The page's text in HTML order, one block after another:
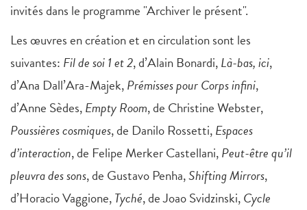
invités dans le programme "Archiver le présent".
Les œuvres en création et en circulation sont les
suivantes: Fil de soi 1 et 2, d’Alain Bonardi,Là-bas, ici,
d’Ana Dall’Ara-Majek,Prémisses pour Corps infini,
d’Anne Sèdes,Empty Room, de Christine Webster,
Poussières cosmiques, de Danilo Rossetti,Espaces
d’interaction, de Felipe Merker Castellani,Peut-être qu’il
pleuvra des sons, de Gustavo Penha,Shifting Mirrors,
d’Horacio Vaggione,Tyché, de Joao Svidzinski,Cycle